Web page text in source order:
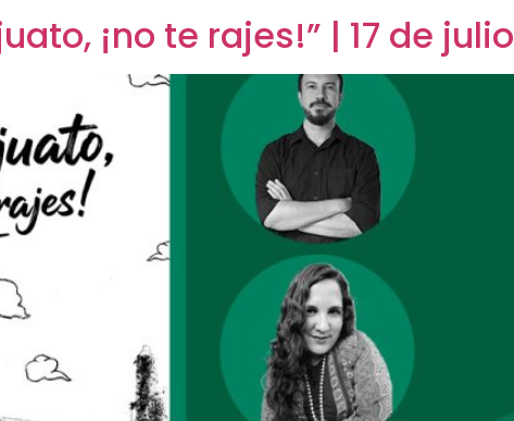
¡no te rajes!” | 17 de julio